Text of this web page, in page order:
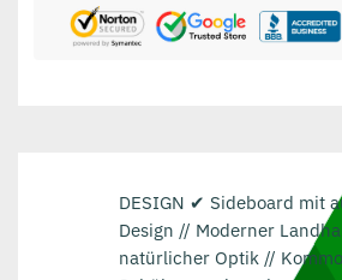
DESIGN ✔ Sideboard mit
Design // Moderner
natürlicher Optik //